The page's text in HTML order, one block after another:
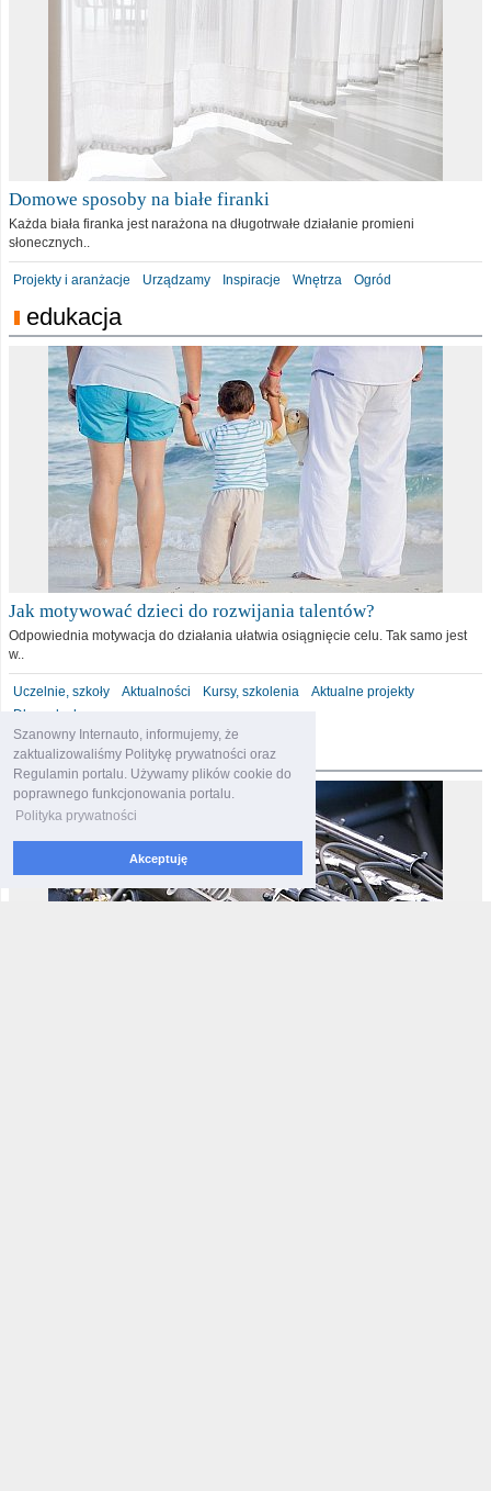
Szanowny Internauto, informujemy, że
zaktualizowaliśmy Politykę prywatności oraz
Regulamin portalu. Używamy plików cookie do
poprawnego funkcjonowania portalu.
Polityka prywatności
Akceptuję
Domowe sposoby na białe firanki
Każda biała firanka jest narażona na długotrwałe działanie promieni
słonecznych..
Projekty i aranżacje Urządzamy Inspiracje Wnętrza Ogród
edukacja
Jak motywować dzieci do rozwijania talentów?
Odpowiednia motywacja do działania ułatwia osiągnięcie celu. Tak samo jest
w..
Uczelnie, szkoły Aktualności Kursy, szkolenia
Aktualne projekty
Dla malucha
motoryzacja